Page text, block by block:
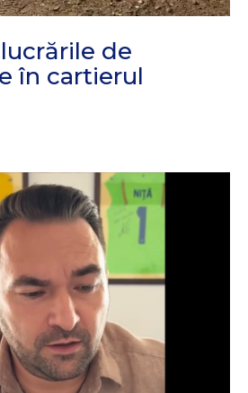
de
în cartierul